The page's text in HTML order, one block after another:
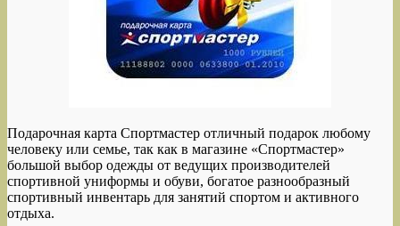
Подарочная карта Спортмастер отличный подарок любому
человеку или семье, так как в магазине «Спортмастер»
большой выбор одежды от ведущих производителей
спортивной униформы и обуви, богатое разнообразный
спортивный инвентарь для занятий спортом и активного
отдыха.